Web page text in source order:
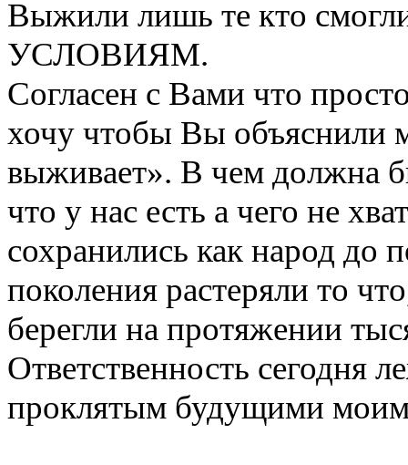
Выжили лишь те кто
УСЛОВИЯМ.
Согласен с Вами что
хочу чтобы Вы объяснили
выживает». В чем должна
что у нас есть а чего не
сохранились как народ до
поколения растеряли то
берегли на протяжении
Ответственность сегодня
проклятым будущими